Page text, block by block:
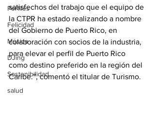
Perfiles
Felicidad
Música
DJing
Sostenibilidad
salud
satisfechos del trabajo que el equipo de
la CTPR ha estado realizando a nombre
del Gobierno de Puerto Rico, en
colaboración con socios de la industria,
para elevar el perfil de Puerto Rico
como destino preferido en la región del
Caribe.”, comentó el titular de Turismo.